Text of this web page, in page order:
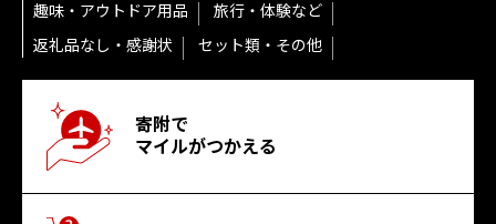
趣味・アウトドア用品
旅行・体験など
返礼品なし・感謝状
セット類・その他
寄附で
マイルがつかえる